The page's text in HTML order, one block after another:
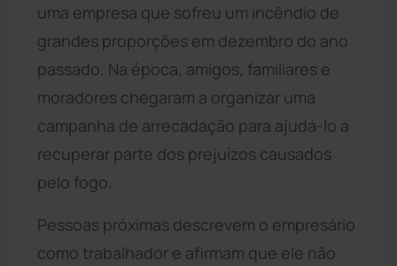
uma empresa que sofreu um incêndio de
grandes proporções em dezembro do ano
passado. Na época, amigos, familiares e
moradores chegaram a organizar uma
campanha de arrecadação para ajudá-lo a
recuperar parte dos prejuízos causados
pelo fogo.
Pessoas próximas descrevem o empresário
como trabalhador e afirmam que ele não